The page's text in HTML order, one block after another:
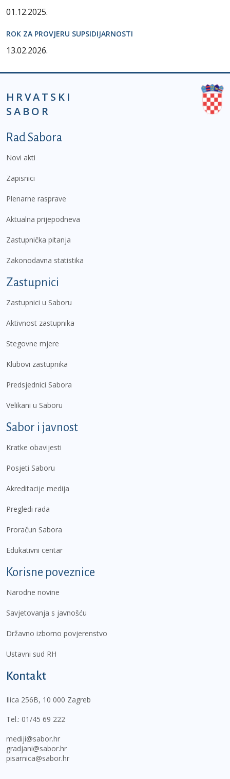
01.12.2025.
ROK ZA PROVJERU SUPSIDIJARNOSTI
13.02.2026.
HRVATSKI
SABOR
Podnožje prvi izbornik
Rad Sabora
Novi akti
Zapisnici
Plenarne rasprave
Aktualna prijepodneva
Zastupnička pitanja
Zakonodavna statistika
Zastupnici
Zastupnici u Saboru
Aktivnost zastupnika
Stegovne mjere
Klubovi zastupnika
Predsjednici Sabora
Velikani u Saboru
Sabor i javnost
Kratke obavijesti
Posjeti Saboru
Akreditacije medija
Pregledi rada
Proračun Sabora
Edukativni centar
Korisne poveznice
Narodne novine
Savjetovanja s javnošću
Državno izborno povjerenstvo
Ustavni sud RH
Kontakt
Ilica 256B, 10 000 Zagreb
Tel.: 01/45 69 222
mediji@sabor.hr
gradjani@sabor.hr
pisarnica@sabor.hr